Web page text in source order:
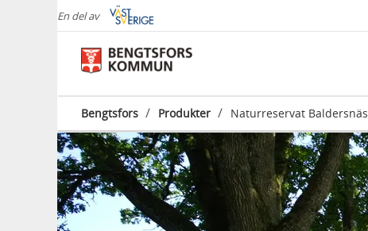
En del av
Bengtsfors / Produkter / Naturreservat Baldersnäs